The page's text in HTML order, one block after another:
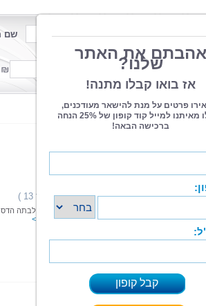
שם המחבר שם
קטגוריה
פורמט
דירוג:
(4 מדרגים,ניקוד 13 )
הספר שלפניכם הוא סיפורה של תמר, המספרת לבתה הדס
אירוע קשה שחוותה בעברה כילדה קרא עוד > > >